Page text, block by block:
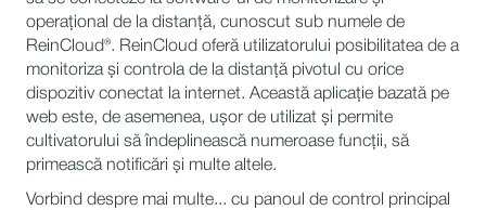
operațional de la distanță, cunoscut sub numele de
ReinCloud®. ReinCloud oferă utilizatorului posibilitatea de a
monitoriza și controla de la distanță pivotul cu orice
dispozitiv conectat la internet. Această aplicație bazată pe
web este, de asemenea, ușor de utilizat și permite
cultivatorului să îndeplinească numeroase funcții, să
primească notificări și multe altele.
Vorbind despre mai multe... cu panoul de control principal